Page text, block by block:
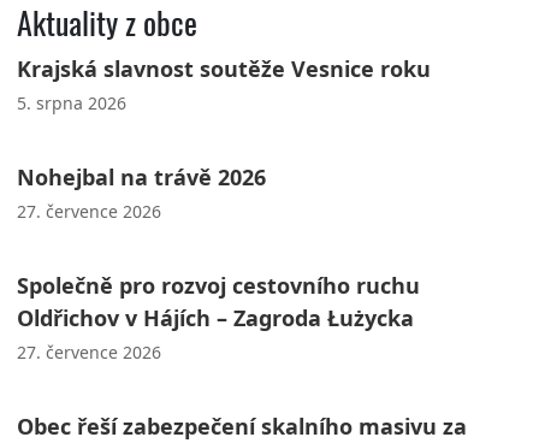
Aktuality z obce
Krajská slavnost soutěže Vesnice roku
5. srpna 2026
Nohejbal na trávě 2026
27. července 2026
Společně pro rozvoj cestovního ruchu
Oldřichov v Hájích – Zagroda Łużycka
27. července 2026
Obec řeší zabezpečení skalního masivu za